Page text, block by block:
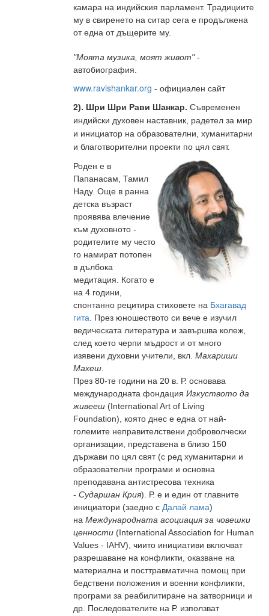
камара на индийския парламент. Традициите
му в свиренето на ситар сега е продължена
от една от дъщерите му.
"Моята музика, моят живот"-
автобиография.
www.ravishankar.org - официален сайт
2). Шри Шри Рави Шанкар. Съвременен
индийски духовен наставник, радетел за мир
и инициатор на образователни, хуманитарни
и благотворителни проекти по цял свят.
Роден е в
Папанасам, Тамил
Наду. Още в ранна
детска възраст
проявява влечение
към духовното -
родителите му често
го намират потопен
в дълбока
медитация. Когато е
на 4 години,
спонтанно рецитира стиховете на Бхагавад
гита . През юношеството си вече е изучил
ведическата литература и завършва колеж,
след което черпи мъдрост и от много
изявени духовни учители, вкл. Махариши
Махеш
През 80-те години на 20 в. Р. основава
международната фондация Изкуството да
живееш (International Art of Living
Foundation), която днес е една от най-
големите неправителствени доброволчески
организации, представена в близо 150
държави по цял свят (с ред хуманитарни и
образователни програми и основна
преподавана антистресова техника
- Сударшан Крия). Р. е и един от главните
инициатори (заедно с Далай лама)
на Международната асоциация за човешки
ценности (International Association for Human
Values - IAHV), чиито инициативи включват
разрешаване на конфликти, оказване на
материална и посттравматична помощ при
бедствени положения и военни конфликти,
програми за реабилитиране на затворници и
др. Последователите на Р. използват